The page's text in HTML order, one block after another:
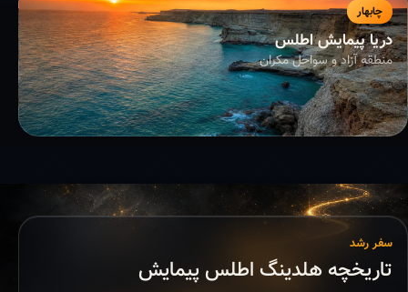
چابهار
دریا پیمایش اطلس
منطقه آزاد و سواحل مکران
سفر رشد
تاریخچه هلدینگ اطلس پیمایش